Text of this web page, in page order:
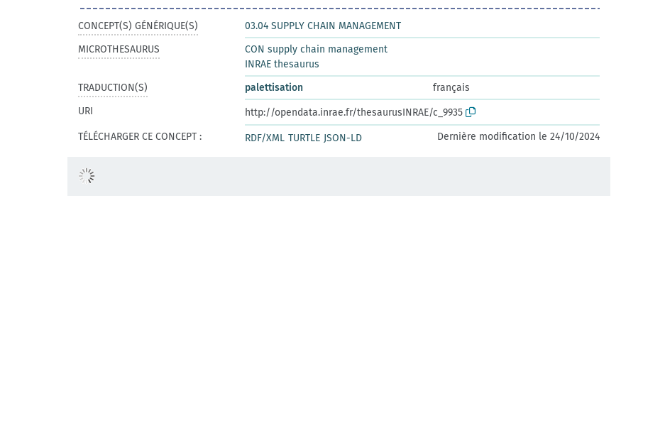
CONCEPT(S) GÉNÉRIQUE(S)
03.04 SUPPLY CHAIN MANAGEMENT
MICROTHESAURUS
CON supply chain management
INRAE thesaurus
TRADUCTION(S)
palettisation
français
URI
http://opendata.inrae.fr/thesaurusINRAE/c_9935
TÉLÉCHARGER CE CONCEPT :
RDF/XML TURTLE JSON-LD Dernière modification le 24/10/2024